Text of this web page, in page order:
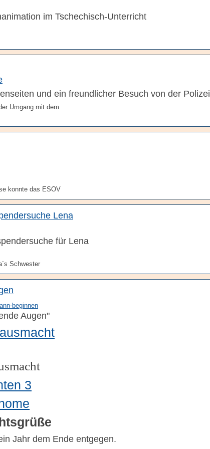
im Tschechisch-Unterricht
und ein freundlicher Besuch von der Polizei
Umgang mit dem
konnte das ESOV
Lena
für Lena
Schwester
Augen"
3
Jahr dem Ende entgegen.